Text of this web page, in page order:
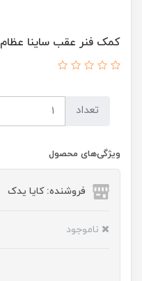
کمک فنر عقب ساینا عظام
تعداد
ویژگی‌های محصول
فروشنده: کایا یدک
ناموجود